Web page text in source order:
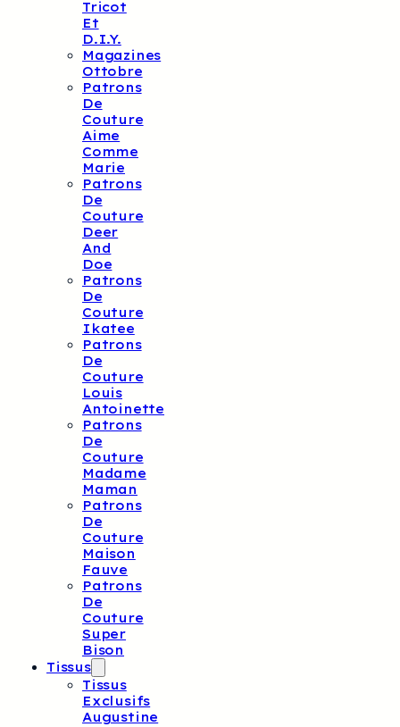
Tricot
Et
D.I.Y.
Magazines
Ottobre
Patrons
De
Couture
Aime
Comme
Marie
Patrons
De
Couture
Deer
And
Doe
Patrons
De
Couture
Ikatee
Patrons
De
Couture
Louis
Antoinette
Patrons
De
Couture
Madame
Maman
Patrons
De
Couture
Maison
Fauve
Patrons
De
Couture
Super
Bison
Tissus
Tissus
Exclusifs
Augustine